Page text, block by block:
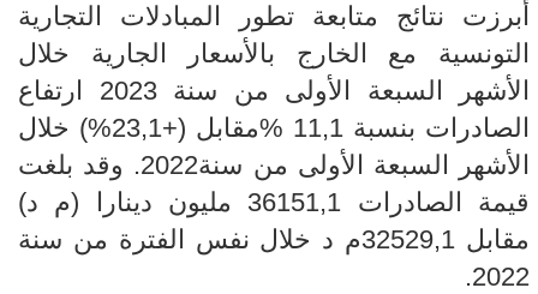
أبرزت نتائج متابعة تطور المبادلات التجارية
التونسية مع الخارج بالأسعار الجارية خلال
الأشهر السبعة الأولى من سنة 2023 ارتفاع
الصادرات بنسبة 11,1 %مقابل (+23,1%) خلال
الأشهر السبعة الأولى من سنة2022. وقد بلغت
قيمة الصادرات 36151,1 مليون دينارا (م د)
مقابل 32529,1م د خلال نفس الفترة من سنة
2022.